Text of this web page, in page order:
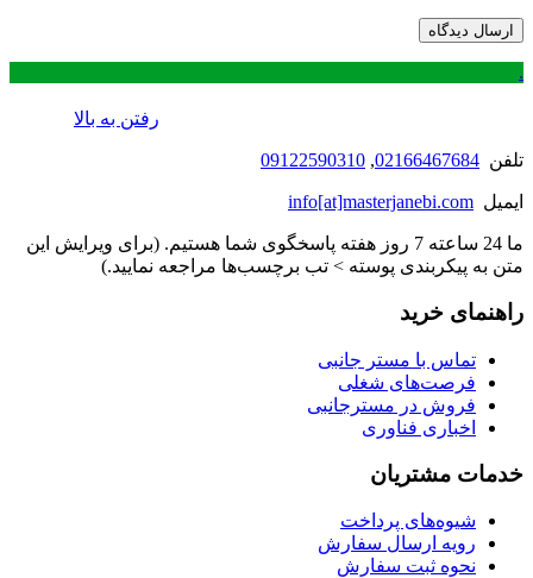
.
رفتن به بالا
تلفن 02166467684
,
09122590310
ایمیل info[at]masterjanebi.com
ما 24 ساعته 7 روز هفته پاسخگوی شما هستیم. (برای ویرایش این
متن به پیکربندی پوسته > تب برچسب‌ها مراجعه نمایید.)
راهنمای خرید
تماس با مستر جانبی
فرصت‌های شغلی
فروش در مسترجانبی
اخباری فناوری
خدمات مشتریان
شیوه‌های پرداخت
رویه ارسال سفارش
نحوه ثبت سفارش